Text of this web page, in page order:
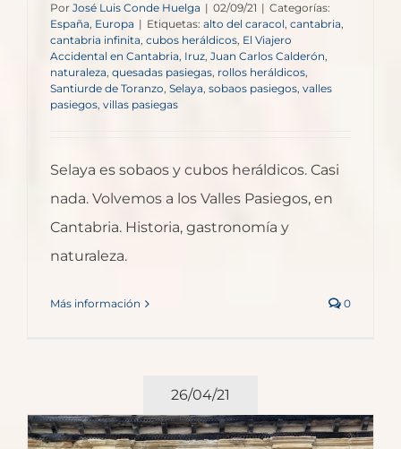
Por José Luis Conde Huelga | 02/09/21 | Categorías:
España, Europa | Etiquetas: alto del caracol, cantabria,
cantabria infinita, cubos heráldicos, El Viajero
Accidental en Cantabria, Iruz, Juan Carlos Calderón,
naturaleza, quesadas pasiegas, rollos heráldicos,
Santiurde de Toranzo, Selaya, sobaos pasiegos, valles
pasiegos, villas pasiegas
Selaya es sobaos y cubos heráldicos. Casi
nada. Volvemos a los Valles Pasiegos, en
Cantabria. Historia, gastronomía y
naturaleza.
Más información 0
26/04/21